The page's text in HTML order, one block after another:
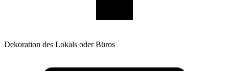
Dekoration des Lokals oder Büros